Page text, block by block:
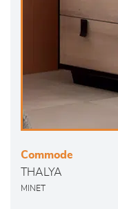
Commode
THALYA
MINET